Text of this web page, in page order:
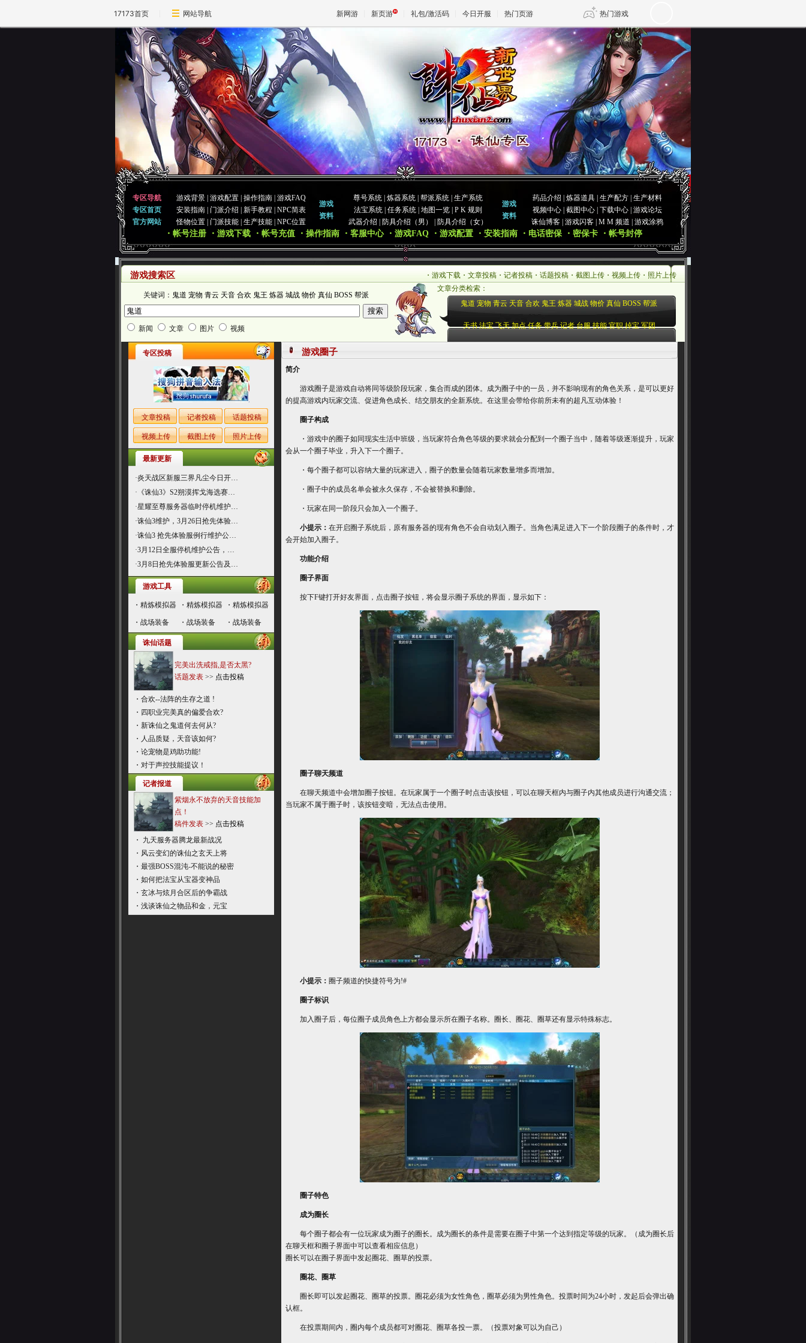
17173首页 网站导航 新网游 新页游 礼包/激活码 今日开服 热门页游 热门游戏
DNF 传奇4
天堂 剑网3旗舰版 新天龙八部
王权与自由 诛仙世界 仙剑世界
专区导航
专区首页
官方网站
游戏背景| 游戏配置| 操作指南| 游戏FAQ
安装指南| 门派介绍 新手教程
NPC简表
怪物位置| 门派技能| 生产技能| NPC位置
游戏
资料
尊号系统| 炼器系统| 帮派系统| 生产系统
法宝系统| 任务系统| 地图一览| P K 规则
武器介绍
防具介绍（男） 防具介绍（女）
游戏
资料
药品介绍 炼器道具| 生产配方| 生产材料
视频中心| 截图中心| 下载中心| 游戏论坛
诛仙博客| 游戏闪客| M M 频道 游戏涂鸦
・帐号注册 ・游戏下载 ・帐号充值 ・操作指南 ・客服中心 ・游戏FAQ ・游戏配置 ・安装指南 ・电话密保 ・密保卡 ・帐号封停
游戏搜索区 ・ 游戏下载・ 文章投稿・ 记者投稿・ 话题投稿・ 截图上传・ 视频上传・ 照片上传
关键词： 鬼道 宠物 青云 天音 合欢 鬼王 炼器 城战 物价 真仙 BOSS 帮派
新闻 文章 图片 视频
文章分类检索：
鬼道 宠物 青云 天音 合欢 鬼王 炼器 城战 物价 真仙 BOSS 帮派
天书 法宝 飞天 加点 任务 带兵 记者 台服 技能 官职 掉宝 军团
专区投稿
文章投稿 记者投稿 话题投稿
视频上传 截图上传 照片上传
最新更新
·炎天战区新服三界凡尘今日开…
· 《诛仙3》S2朔漠挥戈海选赛…
·星耀至尊服务器临时停机维护…
·诛仙3维护，3月26日抢先体验…
·诛仙3 抢先体验服例行维护公…
·3月12日全服停机维护公告，…
·3月8日抢先体验服更新公告及…
游戏工具
・ 精炼模拟器 ・ 精炼模拟器 ・ 精炼模拟器
・ 战场装备 ・ 战场装备 ・ 战场装备
诛仙话题
完美出洗戒指,是否太黑?
话题发表 >> 点击投稿
・ 合欢--法阵的生存之道 !
・ 四职业完美真的偏爱合欢?
・ 新诛仙之鬼道何去何从?
・ 人品质疑，天音该如何?
・ 论宠物是鸡助功能!
・ 对于声控技能提议！
记者报道
紫烟永不放弃的天音技能加
点！
稿件发表 >> 点击投稿
・
九天服务器腾龙最新战况
・ 风云变幻的诛仙之玄天上将
・ 最强BOSS混沌-不能说的秘密
・ 如何把法宝从宝器变神品
・ 玄冰与炫月合区后的争霸战
・ 浅谈诛仙之物品和金，元宝
游戏圈子
简介
游戏圈子是游戏自动将同等级阶段玩家，集合而成的团体。成为圈子中的一员，并不影响现有的角色关系，是可以更好
的提高游戏内玩家交流、促进角色成长、结交朋友的全新系统。在这里会带给你前所未有的超凡互动体验！
圈子构成
・游戏中的圈子如同现实生活中班级，当玩家符合角色等级的要求就会分配到一个圈子当中，随着等级逐渐提升，玩家
会从一个圈子毕业，升入下一个圈子。
・每个圈子都可以容纳大量的玩家进入，圈子的数量会随着玩家数量增多而增加。
・圈子中的成员名单会被永久保存，不会被替换和删除。
・玩家在同一阶段只会加入一个圈子。
小提示： 在开启圈子系统后，原有服务器的现有角色不会自动划入圈子。当角色满足进入下一个阶段圈子的条件时，才
会开始加入圈子。
功能介绍
圈子界面
按下F键打开好友界面，点击圈子按钮，将会显示圈子系统的界面，显示如下：
圈子聊天频道
在聊天频道中会增加圈子按钮。在玩家属于一个圈子时点击该按钮，可以在聊天框内与圈子内其他成员进行沟通交流；
当玩家不属于圈子时，该按钮变暗，无法点击使用。
小提示： 圈子频道的快捷符号为!#
圈子标识
加入圈子后，每位圈子成员角色上方都会显示所在圈子名称。圈长、圈花、圈草还有显示特殊标志。
圈子特色
成为圈长
每个圈子都会有一位玩家成为圈子的圈长。成为圈长的条件是需要在圈子中第一个达到指定等级的玩家。（成为圈长后
在聊天框和圈子界面中可以查看相应信息）
圈长可以在圈子界面中发起圈花、圈草的投票。
圈花、圈草
圈长即可以发起圈花、圈草的投票。圈花必须为女性角色，圈草必须为男性角色。投票时间为24小时，发起后会弹出确
认框。
在投票期间内，圈内每个成员都可对圈花、圈草各投一票。（投票对象可以为自己）